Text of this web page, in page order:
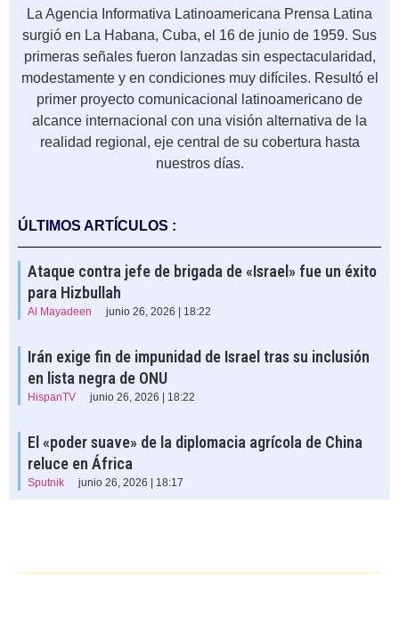
La Agencia Informativa Latinoamericana Prensa Latina
surgió en La Habana, Cuba, el 16 de junio de 1959. Sus
primeras señales fueron lanzadas sin espectacularidad,
modestamente y en condiciones muy difíciles. Resultó el
primer proyecto comunicacional latinoamericano de
alcance internacional con una visión alternativa de la
realidad regional, eje central de su cobertura hasta
nuestros días.
ÚLTIMOS ARTÍCULOS :
Ataque contra jefe de brigada de «Israel» fue un éxito
para Hizbullah
Al Mayadeen junio 26, 2026 | 18:22
Irán exige fin de impunidad de Israel tras su inclusión
en lista negra de ONU
HispanTV junio 26, 2026 | 18:22
El «poder suave» de la diplomacia agrícola de China
reluce en África
Sputnik junio 26, 2026 | 18:17